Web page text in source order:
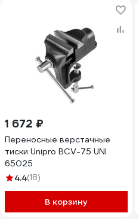
1 672 ₽
Переносные верстачные
тиски Unipro BCV-75 UNI
65025
4.4(18)
В корзину